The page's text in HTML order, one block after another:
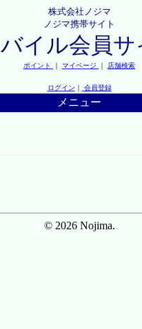
株式会社ノジマ
ノジマ携帯サイト
イル会員サ
ポイント ｜ マイページ ｜ 店舗検索
ログイン ｜ 会員登録
メニュー
© 2026 Nojima.